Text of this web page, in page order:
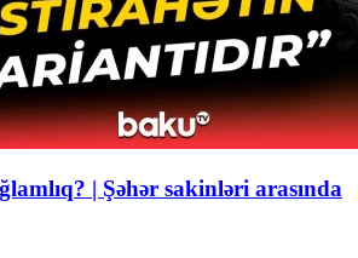
| Şəhər sakinləri arasında